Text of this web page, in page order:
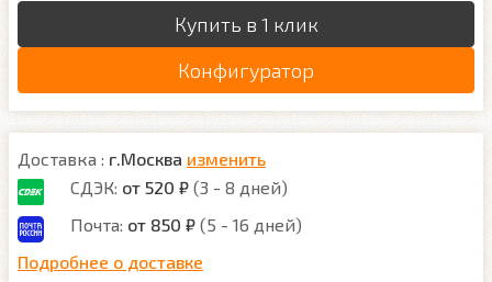
Купить в 1 клик
Конфигуратор
Доставка : г.Москва изменить
СДЭК: от 520 ₽ (3 - 8 дней)
Почта: от 850 ₽ (5 - 16 дней)
Подробнее о доставке